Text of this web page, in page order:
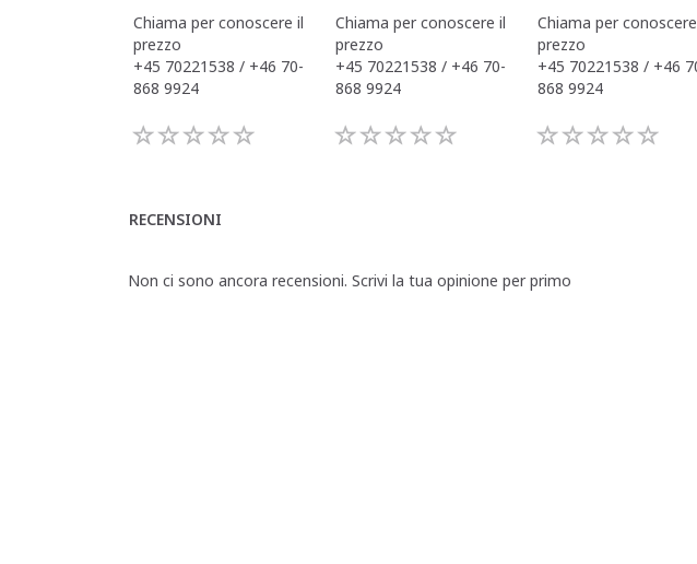
Chiama per conoscere il
prezzo
+45 70221538 / +46 70-
868 9924
Chiama per conoscere il
prezzo
+45 70221538 / +46 70-
868 9924
Chiama per
prezzo
+45 70221538 / +46
868 9924
RECENSIONI
Non ci sono ancora recensioni. Scrivi la tua opinione per primo